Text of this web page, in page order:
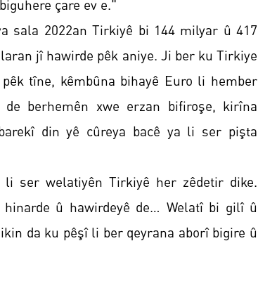
çare ev e."
sala 2022an Tirkiyê bi 144 milyar û 417
jî hawirde pêk aniye. Ji ber ku Tirkiye
tîne, kêmbûna bihayê Euro li hember
berhemên xwe erzan bifiroşe, kirîna
din yê cûreya bacê ya li ser pişta
ser welatiyên Tirkiyê her zêdetir dike.
û hawirdeyê de… Welatî bi gilî û
da ku pêşî li ber qeyrana aborî bigire û